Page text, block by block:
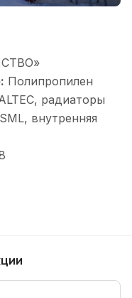
Полипропилен
радиаторы
внутренняя